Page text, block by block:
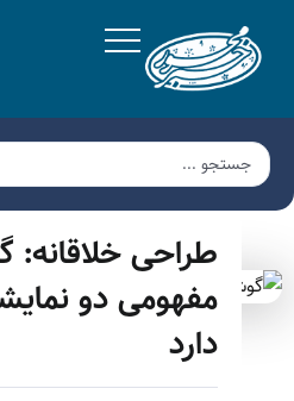
طراحی
مفهومی دو
دارد